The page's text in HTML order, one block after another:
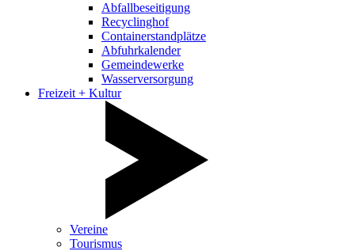
Abfallbeseitigung
Recyclinghof
Containerstandplätze
Abfuhrkalender
Gemeindewerke
Wasserversorgung
Freizeit + Kultur
Vereine
Tourismus